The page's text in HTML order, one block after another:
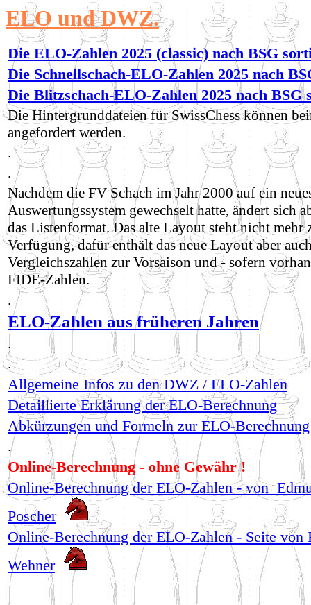
ELO und DWZ.
Die ELO-Zahlen 2025 (classic) nach BSG
Die Schnellschach-ELO-Zahlen 2025 nach
Die Blitzschach-ELO-Zahlen 2025 nach BSG
Die Hintergrunddateien für SwissChess können
angefordert werden.
.
.
Nachdem die FV Schach im Jahr 2000 auf ein
Auswertungssystem gewechselt hatte, ändert sich
das Listenformat. Das alte Layout steht nicht mehr
Verfügung, dafür enthält das neue Layout aber
Vergleichszahlen zur Vorsaison und - sofern
FIDE-Zahlen.
.
ELO-Zahlen aus früheren Jahren
.
.
Allgemeine Infos zu den DWZ / ELO-Zahlen
Detaillierte Erklärung der ELO-Berechnung
Abkürzungen und Formeln zur ELO-Berechnung
.
Online-Berechnung - ohne Gewähr !
Online-Berechnung der ELO-Zahlen - von
Poscher
Online-Berechnung der ELO-Zahlen - Seite von
Wehner